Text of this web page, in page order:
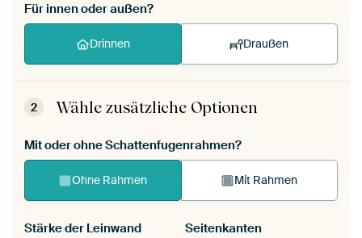
Für innen oder außen?
Drinnen Draußen
2 Wähle zusätzliche Optionen
Mit oder ohne Schattenfugenrahmen?
Ohne Rahmen Mit Rahmen
Stärke der Leinwand Seitenkanten